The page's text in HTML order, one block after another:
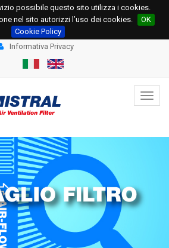
possibile questo sito utilizza i cookies.
nel sito autorizzi l’uso dei cookies.
OK
Cookie Policy
+39 0331.534678
ordini@campi.eu
Informativa Privacy